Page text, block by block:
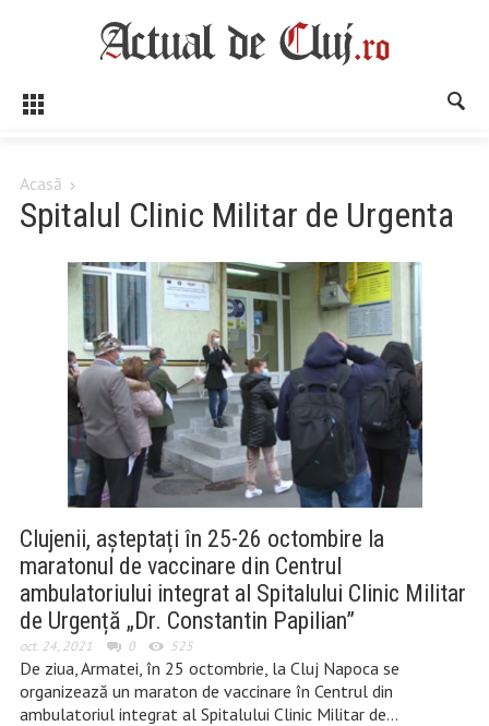
Acasă
Spitalul Clinic Militar de Urgenta
Clujenii, așteptați în 25-26 octombire la
maratonul de vaccinare din Centrul
ambulatoriului integrat al Spitalului Clinic Militar
de Urgență „Dr. Constantin Papilian”
oct. 24, 2021 0 525
De ziua, Armatei, în 25 octombrie, la Cluj Napoca se
organizează un maraton de vaccinare în Centrul din
ambulatoriul integrat al Spitalului Clinic Militar de…